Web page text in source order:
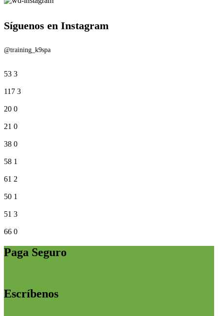
Síguenos en Instagram
@training_k9spa
53 3
117 3
20 0
21 0
38 0
58 1
61 2
50 1
51 3
66 0
Paga Seguro
Escríbenos